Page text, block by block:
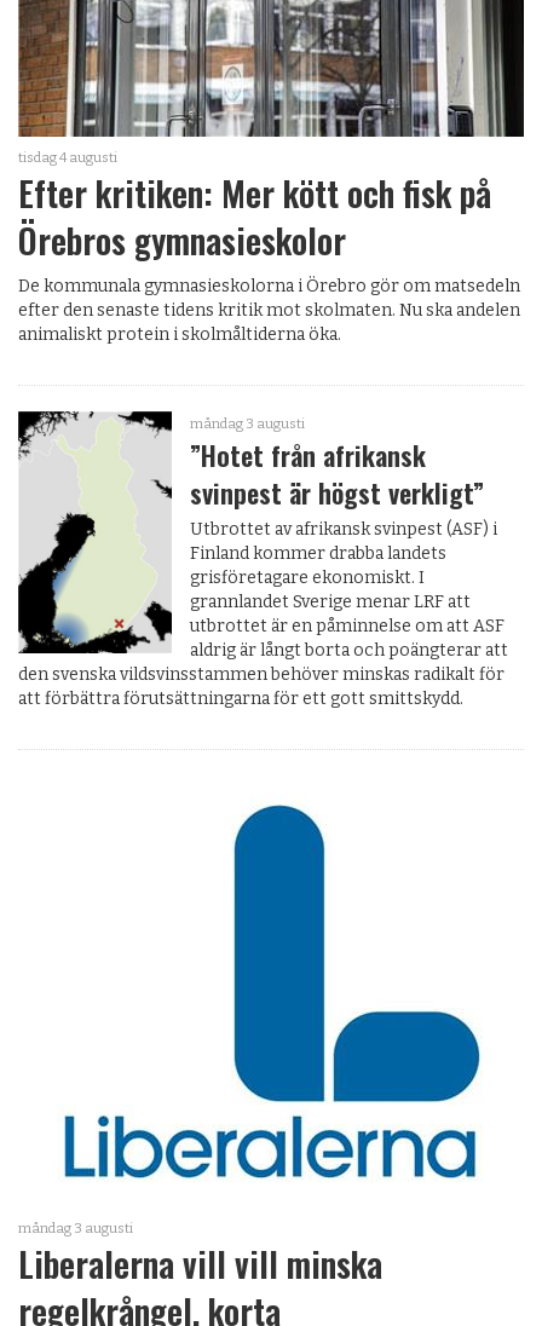
tisdag 4 augusti
Efter kritiken: Mer kött och fisk på
Örebros gymnasieskolor
De kommunala gymnasieskolorna i Örebro gör om matsedeln
efter den senaste tidens kritik mot skolmaten. Nu ska andelen
animaliskt protein i skolmåltiderna öka.
måndag 3 augusti
”Hotet från afrikansk
svinpest är högst verkligt”
Utbrottet av afrikansk svinpest (ASF) i
Finland kommer drabba landets
grisföretagare ekonomiskt. I
grannlandet Sverige menar LRF att
utbrottet är en påminnelse om att ASF
aldrig är långt borta och poängterar att
den svenska vildsvinsstammen behöver minskas radikalt för
att förbättra förutsättningarna för ett gott smittskydd.
måndag 3 augusti
Liberalerna vill vill minska
regelkrångel, korta